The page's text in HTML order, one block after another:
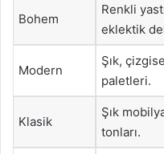
Bohem
Renkli
eklektik
Modern
Şık,
paletleri.
Klasik
Şık
tonları.